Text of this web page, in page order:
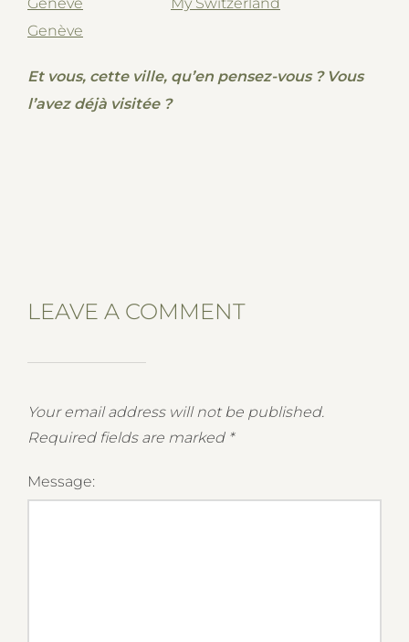
Genève
Et vous, cette ville, qu’en pensez-vous ? Vous
l’avez déjà visitée ?
LEAVE A COMMENT
Your email address will not be published.
Required fields are marked *
Message: